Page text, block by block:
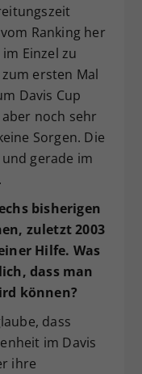
Ranking her
Einzel zu
ersten Mal
Davis Cup
noch sehr
Sorgen. Die
gerade im
bisherigen
zuletzt 2003
Hilfe. Was
dass man
können?
dass
im Davis
ihre